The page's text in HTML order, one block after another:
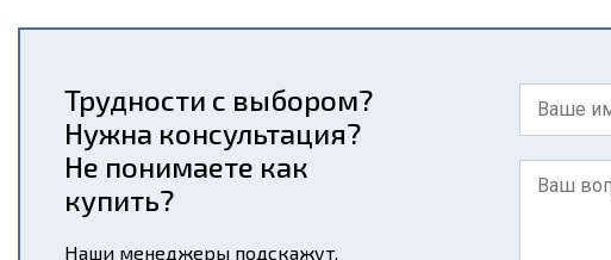
Трудности с выбором?
Нужна консультация?
Не понимаете как
купить?
Наши менеджеры подскажут.